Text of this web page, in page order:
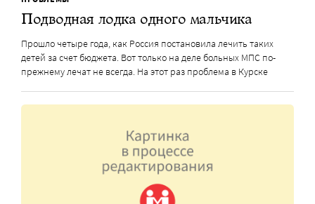
Подводная лодка одного мальчика
Прошло четыре года, как Россия постановила лечить таких
детей за счет бюджета. Вот только на деле больных МПС по-
прежнему лечат не всегда. На этот раз проблема в Курске